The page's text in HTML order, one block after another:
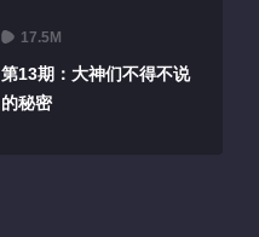
17.5M
第13期：大神们不得不说
的秘密